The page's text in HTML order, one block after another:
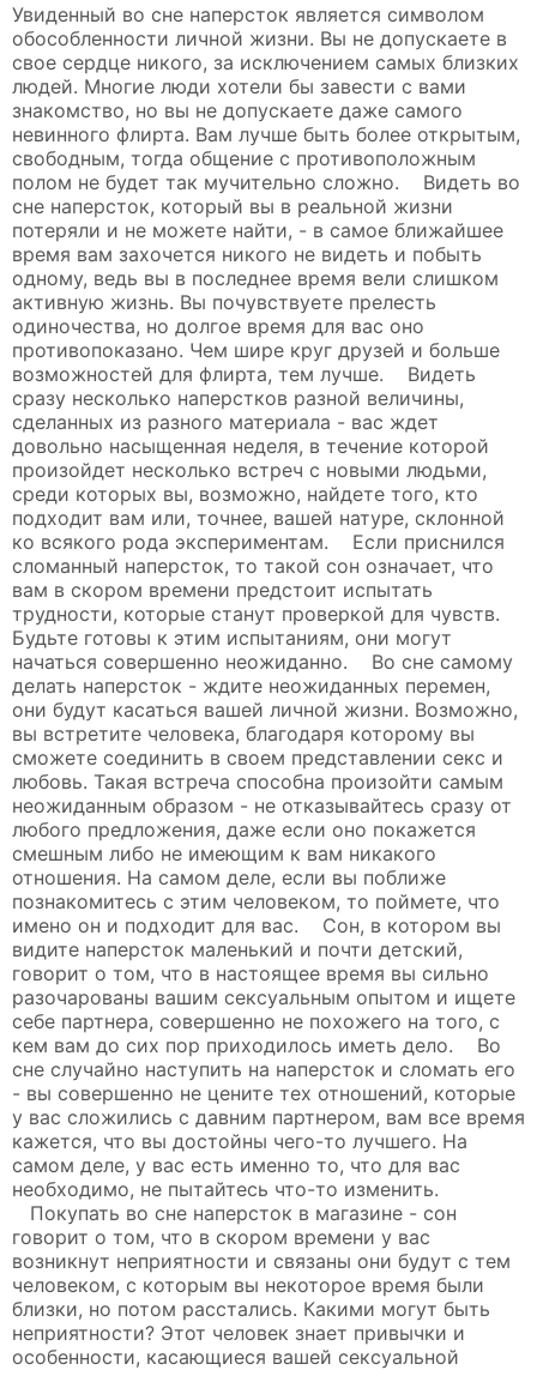
Увиденный во сне наперсток является символом
обособленности личной жизни. Вы не допускаете в
свое сердце никого, за исключением самых близких
людей. Многие люди хотели бы завести с вами
знакомство, но вы не допускаете даже самого
невинного флирта. Вам лучше быть более открытым,
свободным, тогда общение с противоположным
полом не будет так мучительно сложно. Видеть во
сне наперсток, который вы в реальной жизни
потеряли и не можете найти, - в самое ближайшее
время вам захочется никого не видеть и побыть
одному, ведь вы в последнее время вели слишком
активную жизнь. Вы почувствуете прелесть
одиночества, но долгое время для вас оно
противопоказано. Чем шире круг друзей и больше
возможностей для флирта, тем лучше. Видеть
сразу несколько наперстков разной величины,
сделанных из разного материала - вас ждет
довольно насыщенная неделя, в течение которой
произойдет несколько встреч с новыми людьми,
среди которых вы, возможно, найдете того, кто
подходит вам или, точнее, вашей натуре, склонной
ко всякого рода экспериментам. Если приснился
сломанный наперсток, то такой сон означает, что
вам в скором времени предстоит испытать
трудности, которые станут проверкой для чувств.
Будьте готовы к этим испытаниям, они могут
начаться совершенно неожиданно. Во сне самому
делать наперсток - ждите неожиданных перемен,
они будут касаться вашей личной жизни. Возможно,
вы встретите человека, благодаря которому вы
сможете соединить в своем представлении секс и
любовь. Такая встреча способна произойти самым
неожиданным образом - не отказывайтесь сразу от
любого предложения, даже если оно покажется
смешным либо не имеющим к вам никакого
отношения. На самом деле, если вы поближе
познакомитесь с этим человеком, то поймете, что
имено он и подходит для вас. Сон, в котором вы
видите наперсток маленький и почти детский,
говорит о том, что в настоящее время вы сильно
разочарованы вашим сексуальным опытом и ищете
себе партнера, совершенно не похожего на того, с
кем вам до сих пор приходилось иметь дело. Во
сне случайно наступить на наперсток и сломать его
- вы совершенно не цените тех отношений, которые
у вас сложились с давним партнером, вам все время
кажется, что вы достойны чего-то лучшего. На
самом деле, у вас есть именно то, что для вас
необходимо, не пытайтесь что-то изменить.
Покупать во сне наперсток в магазине - сон
говорит о том, что в скором времени у вас
возникнут неприятности и связаны они будут с тем
человеком, с которым вы некоторое время были
близки, но потом расстались. Какими могут быть
неприятности? Этот человек знает привычки и
особенности, касающиеся вашей сексуальной